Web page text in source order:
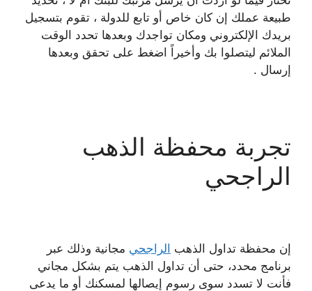
طبيعة عملك إن كان خاص أو تابع للدولة ، تقوم بتسجيل
بريدك الإلكتروني ومكان تواجدك وبعدها تحدد الوقت
الملائم ليتصلوا بك وأخيراً اضغط على تحقق وبعدها
إرسال .
تجربة محفظة الذهب
الراجحي
إن محفظة تداول الذهب الراجحي مجانية وذلك عبر
برنامج محدد، حتى أن تداول الذهب يتم بشكل مجاني
فأنت لا تسدد سوى رسوم إيصالها لمسكنك أو ما يدعى